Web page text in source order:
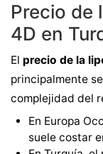
Precio de
4D en
El precio de la
principalmente
complejidad del
En Europa
suele costar